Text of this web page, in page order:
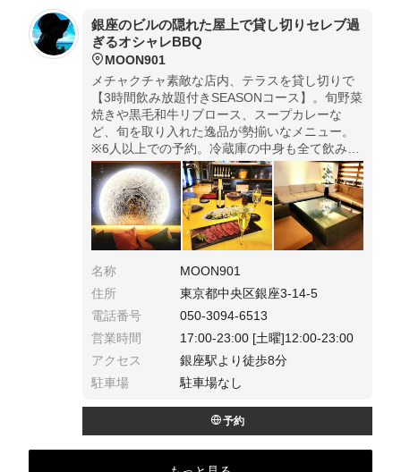
銀座のビルの隠れた屋上で貸し切りセレブ過
ぎるオシャレBBQ
MOON901
メチャクチャ素敵な店内、テラスを貸し切りで
【3時間飲み放題付きSEASONコース】。旬野菜
焼きや黒毛和牛リブロース、スープカレーな
ど、旬を取り入れた逸品が勢揃いなメニュー。
※6人以上での予約。冷蔵庫の中身も全て飲み放
題、セルフで飲み放題。セレブ気分が味わえ
る、まだ知られていない穴場店。
名称
MOON901
住所
東京都中央区銀座3-14-5
電話番号
050-3094-6513
営業時間
17:00-23:00 [土曜]12:00-23:00
アクセス
銀座駅より徒歩8分
駐車場
駐車場なし
予約